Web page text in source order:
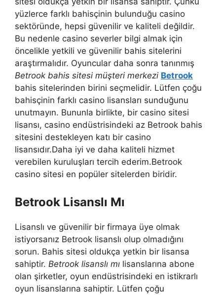
yüzlerce farklı bahisçinin bulunduğu casino
sektöründe, hepsi güvenilir ve kaliteli değildir.
Bu nedenle casino severler bilgi almak için
öncelikle yetkili ve güvenilir bahis sitelerini
araştırmalıdır. Oyuncular daha sonra tanınmış
Betrook bahis sitesi müşteri merkezi Betrook
bahis sitelerinden birini seçmelidir. Lütfen çoğu
bahisçinin farklı casino lisansları sunduğunu
unutmayın. Bununla birlikte, bir casino sitesi
lisansı, casino endüstrisindeki az Betrook bahis
sitesini destekleyen katı bir casino
lisansıdır.Daha iyi ve daha kaliteli hizmet
verebilen kuruluşları tercih ederim.Betrook
casino sitesi en popüler sitelerden biridir.
Betrook Lisanslı Mı
Lisanslı ve güvenilir bir firmaya üye olmak
istiyorsanız Betrook lisanslı olup olmadığını
sorun. Bahis sitesi oldukça yetkin bir lisansa
sahiptir. Betrook lisanslı mı lisanslarına abone
olan şirketler, oyun endüstrisindeki en istikrarlı
oyun lisanslarına sahiptir. Lütfen çoğu